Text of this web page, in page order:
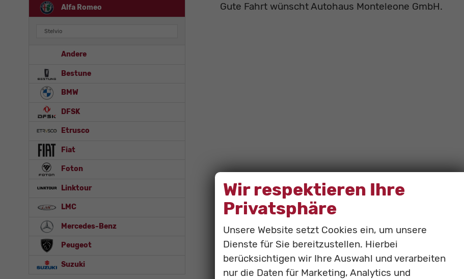
Gute Fahrt wünscht Autohaus Monteleone GmbH.
Alfa Romeo
Stelvio
Andere
Bestune
BMW
DFSK
Etrusco
Fiat
Foton
Linktour
LMC
Mercedes-Benz
Peugeot
Suzuki
Wir respektieren Ihre
Privatsphäre
Unsere Website setzt Cookies ein, um unsere
Dienste für Sie bereitzustellen. Hierbei
berücksichtigen wir Ihre Auswahl und verarbeiten
nur die Daten für Marketing, Analytics und